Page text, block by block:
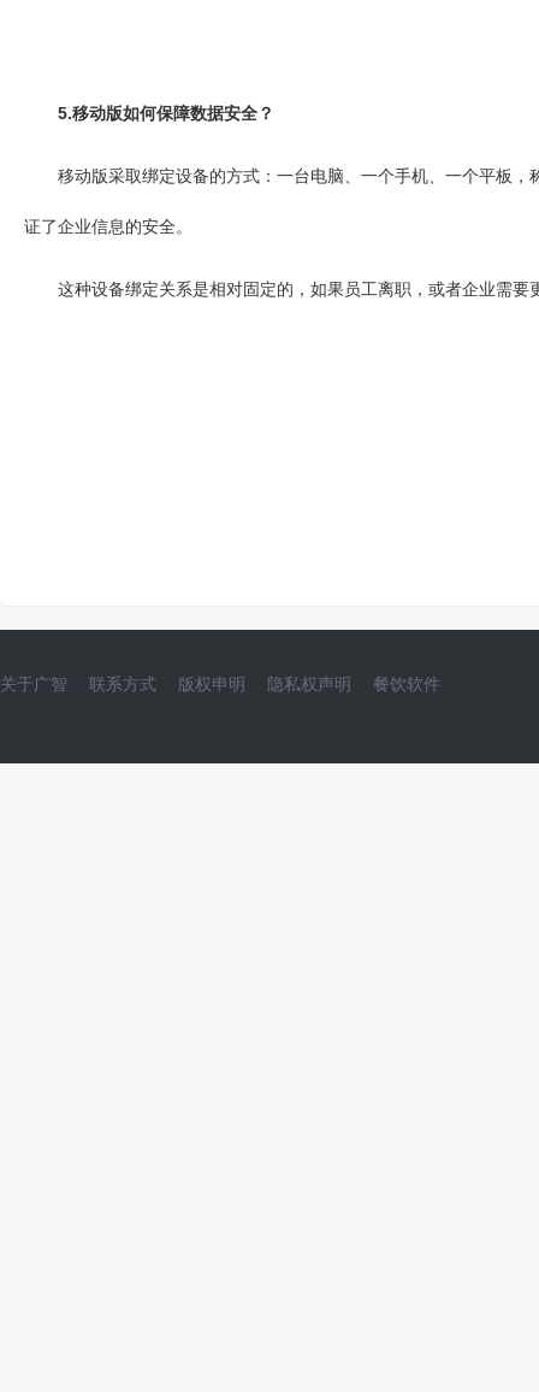
5.移动版如何保障数据安全？
移动版采取绑定设备的方式：一台电脑、一个手机、一个平板
证了企业信息的安全。
这种设备绑定关系是相对固定的，如果员工离职，或者企业需
关于广智 联系方式 版权申明 隐私权声明 餐饮软件